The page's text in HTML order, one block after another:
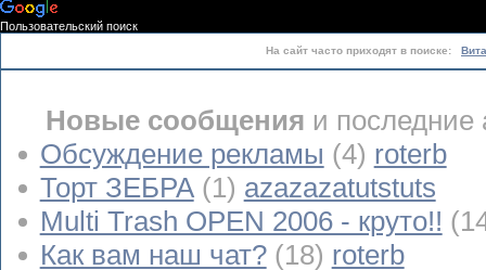
Пользовательский поиск
На сайт часто приходят в поиске:
Новые сообщения и последние
Обсуждение рекламы (4) roterb
Торт ЗЕБРА (1) azazazatutstuts
Multi Trash OPEN 2006 - круто!!
Как вам наш чат? (18) roterb